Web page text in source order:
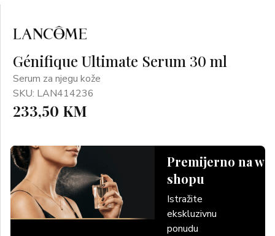
Génifique Ultimate Serum 30 ml
Serum za njegu kože
SKU: LAN414236
233,50 KM
Premijerno na
shopu
Istražite
ekskluzivnu
ponudu